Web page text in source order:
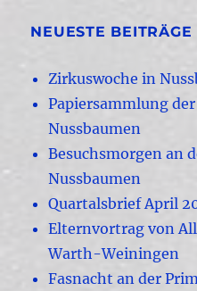
NEUESTE BEITRÄGE
Zirkuswoche in
Papiersammlung
Nussbaumen
Besuchsmorgen an
Nussbaumen
Quartalsbrief April
Elternvortrag von
Warth-Weiningen
Fasnacht an der